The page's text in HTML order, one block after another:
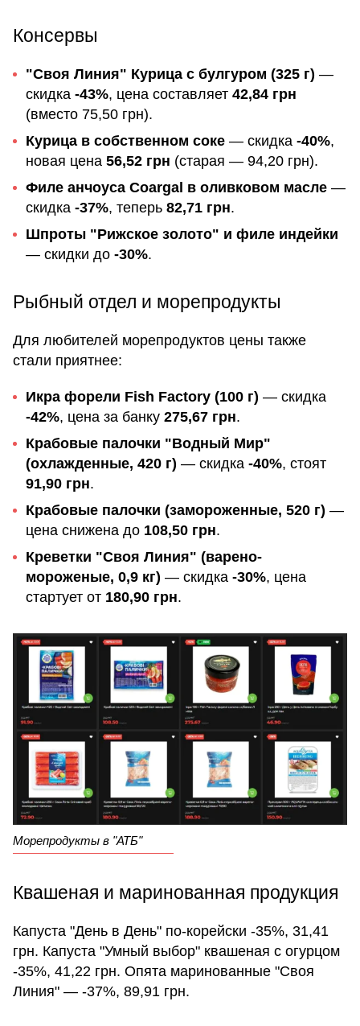
Консервы
"Своя Линия" Курица с булгуром (325 г) —
скидка -43%, цена составляет 42,84 грн
(вместо 75,50 грн).
Курица в собственном соке — скидка -40%,
новая цена 56,52 грн (старая — 94,20 грн).
Филе анчоуса Coargal в оливковом масле —
скидка -37%, теперь 82,71 грн.
Шпроты "Рижское золото" и филе индейки
— скидки до -30%.
Рыбный отдел и морепродукты
Для любителей морепродуктов цены также
стали приятнее:
Икра форели Fish Factory (100 г) — скидка
-42%, цена за банку 275,67 грн.
Крабовые палочки "Водный Мир"
(охлажденные, 420 г) — скидка -40%, стоят
91,90 грн.
Крабовые палочки (замороженные, 520 г) —
цена снижена до 108,50 грн.
Креветки "Своя Линия" (варено-
мороженые, 0,9 кг) — скидка -30%, цена
стартует от 180,90 грн.
Морепродукты в "АТБ"
Квашеная и маринованная продукция
Капуста "День в День" по-корейски -35%, 31,41
грн. Капуста "Умный выбор" квашеная с огурцом
-35%, 41,22 грн. Опята маринованные "Своя
Линия" — -37%, 89,91 грн.